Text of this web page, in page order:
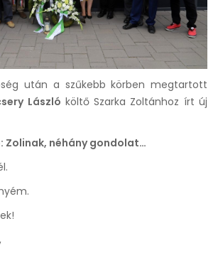
után a szűkebb körben megtartott
László költő Szarka Zoltánhoz írt új
Zolinak, néhány gondolat…